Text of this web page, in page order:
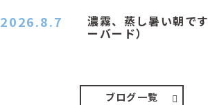
濃霧、蒸し暑い朝で
ーバード）
2026.8.7
ブログ一覧